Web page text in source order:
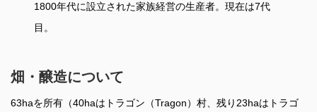
1800年代に設立された家族経営の生産者。現在は7代
目。
畑・醸造について
63haを所有（40haはトラゴン（Tragon）村、残り23haはトラゴ